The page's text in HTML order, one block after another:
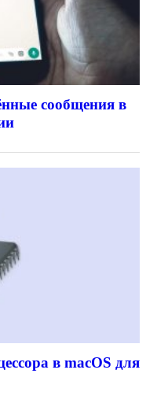
сообщения в
в macOS для